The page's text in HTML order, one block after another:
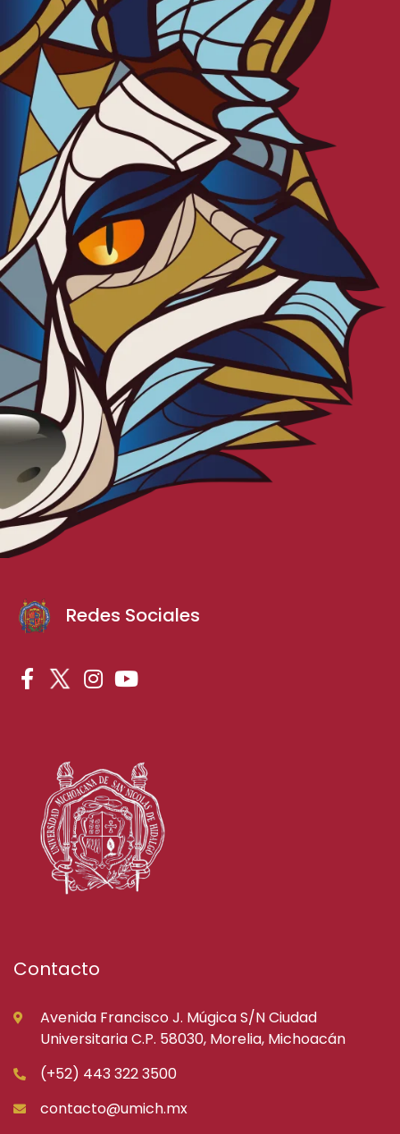
Redes Sociales
Contacto
Avenida Francisco J. Múgica S/N Ciudad
Universitaria C.P. 58030, Morelia, Michoacán
(+52) 443 322 3500
contacto@umich.mx